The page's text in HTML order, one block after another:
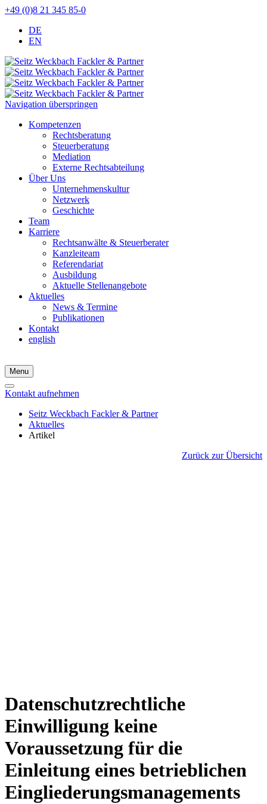
+49 (0)8 21 345 85-0
DE
EN
Navigation überspringen
Kompetenzen
Rechtsberatung
Steuerberatung
Mediation
Externe Rechtsabteilung
Über Uns
Unternehmenskultur
Netzwerk
Geschichte
Team
Karriere
Rechtsanwälte & Steuerberater
Kanzleiteam
Referendariat
Ausbildung
Aktuelle Stellenangebote
Aktuelles
News & Termine
Publikationen
Kontakt
english
Menu
Kontakt aufnehmen
Seitz Weckbach Fackler & Partner
Aktuelles
Artikel
Zurück zur Übersicht
Datenschutzrechtliche
Einwilligung keine
Voraussetzung für die
Einleitung eines betrieblichen
Eingliederungsmanagements